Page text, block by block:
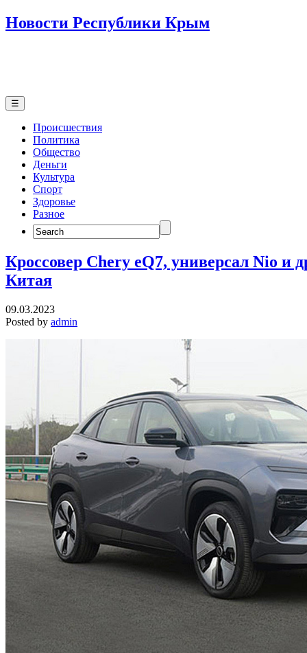
Новости Республики Крым
☰
Происшествия
Политика
Общество
Деньги
Культура
Спорт
Здоровье
Разное
Search
for:
Кроссовер Chery eQ7, универсал Nio и
Китая
09.03.2023
Posted by admin